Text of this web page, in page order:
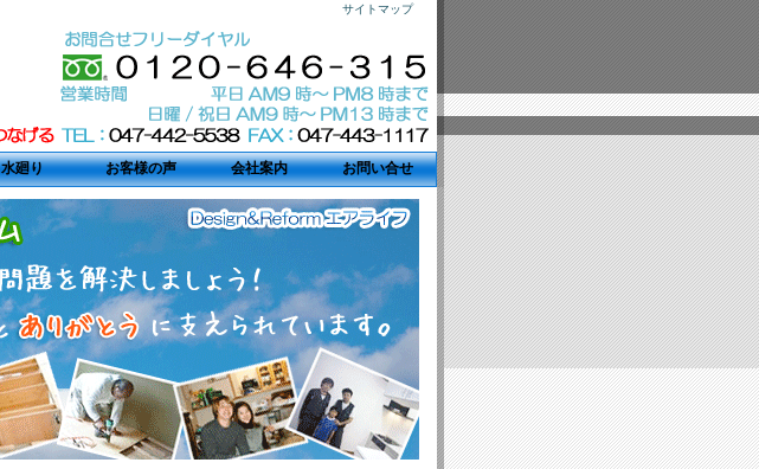
サイトマップ
水廻り お客様の声 会社案内 お問い合せ